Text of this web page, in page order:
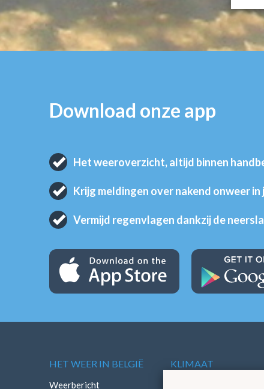
Download onze app
Het weeroverzicht, altijd binnen
Krijg meldingen over nakend onweer
Vermijd regenvlagen dankzij de
HET WEER IN BELGIË
Weerbericht
KLIMAAT